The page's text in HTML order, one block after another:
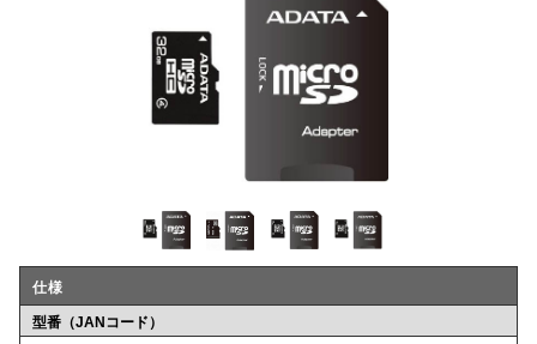
仕様
型番（JANコード）